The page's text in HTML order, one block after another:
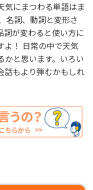
気にまつわる単語はま
名詞、動詞と変形さ
詞が変わると使い方に
よ！ 日常の中で天気
かと思います。いろい
話もより弾むかもしれ